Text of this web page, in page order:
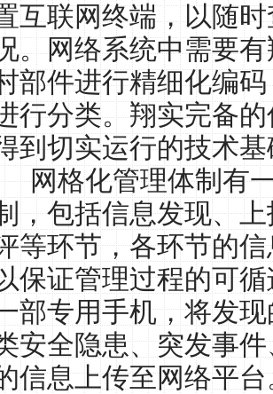
互联网终端，以随
。网络系统中需要
部件进行精细化编
行分类。翔实完备
到切实运行的技术
网格化管理体制有
，包括信息发现、
等环节，各环节的
保证管理过程的可
部专用手机，将发
安全隐患、突发事
信息上传至网络平